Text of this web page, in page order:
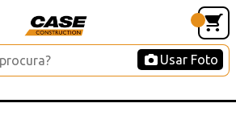
Usar Foto